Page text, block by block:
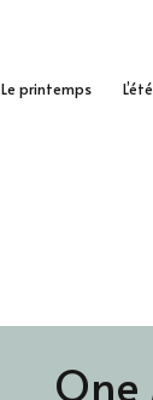
Le printemps L’été
One